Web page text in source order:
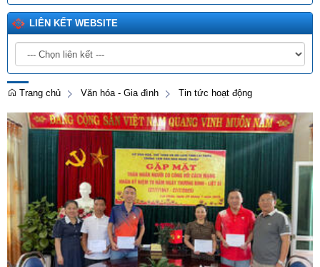
LIÊN KẾT WEBSITE
Trang chủ Văn hóa - Gia đình Tin tức hoạt động